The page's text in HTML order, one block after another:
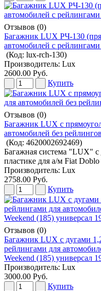
Отзывов (0)
Багажник LUX РЧ-130
автомобилей с
(Код: lux-rch-130)
Производитель: Lux
2600.00 Руб.
Купить
Отзывов (0)
Багажник LUX с
автомобилей без
(Код: 4620002692469)
Багажная система "LUX"
пластике для а/м Fiat Doblo
Производитель: Lux
2758.00 Руб.
Купить
Отзывов (0)
Багажник LUX с дугами
рейлингами для
Weekend (185) универсал
Производитель: Lux
3000.00 Руб.
Купить